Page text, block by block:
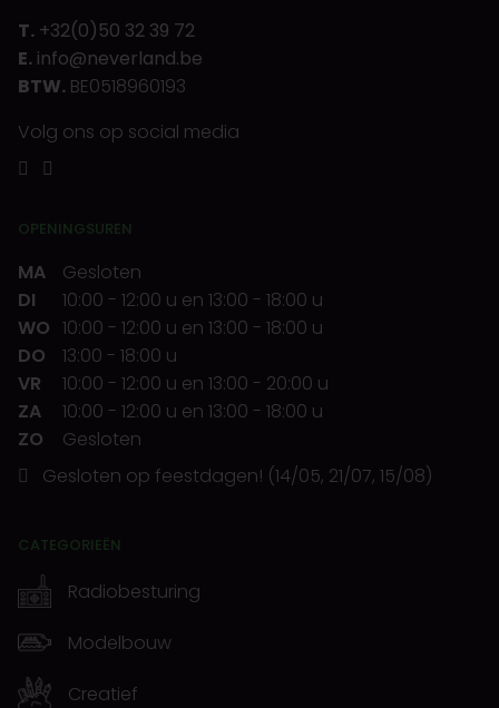
T. +32(0)50 32 39 72
E. info@neverland.be
BTW. BE0518960193
Volg ons op social media
OPENINGSUREN
MA
Gesloten
DI
10:00 - 12:00 u en 13:00 - 18:00 u
WO 10:00 - 12:00 u en 13:00 - 18:00 u
DO
13:00 - 18:00 u
VR
10:00 - 12:00 u en 13:00 - 20:00 u
ZA
10:00 - 12:00 u en 13:00 - 18:00 u
ZO
Gesloten
Gesloten op feestdagen! (14/05, 21/07, 15/08)
CATEGORIEËN
Radiobesturing
Modelbouw
Creatief